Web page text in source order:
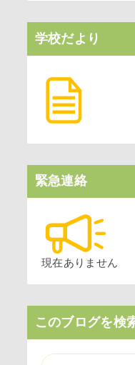
学校だより
緊急連絡
現在ありません
このブログを検